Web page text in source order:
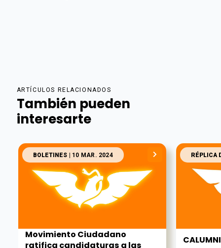
ARTÍCULOS RELACIONADOS
También pueden
interesarte
BOLETINES | 10 MAR. 2024
Movimiento Ciudadano
ratifica candidaturas a las
RÉPLICA